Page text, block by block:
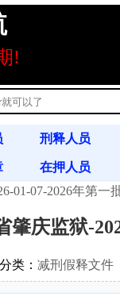
!
刑释人员
在押人员
书信往来
01-07-2026年第一
肇庆监狱-
分类： 减刑假释文件